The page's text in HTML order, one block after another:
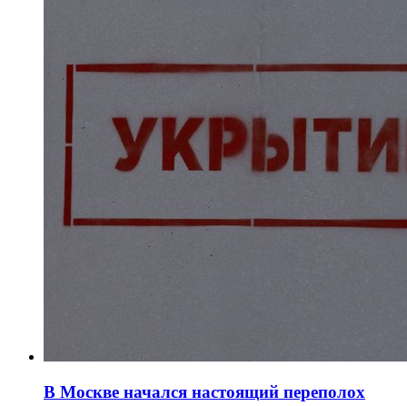
В Москве начался настоящий переполох